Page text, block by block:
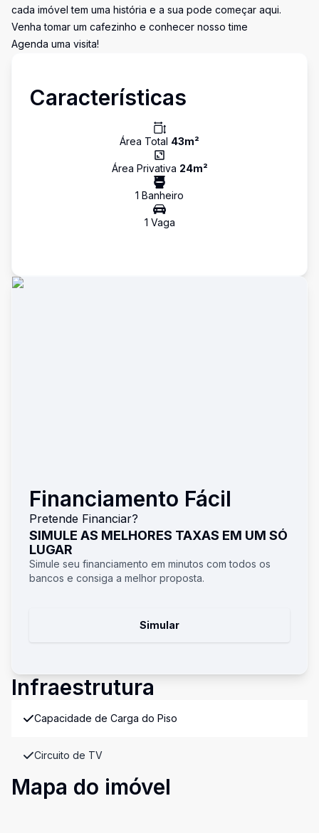
cada imóvel tem uma história e a sua pode começar aqui.
Venha tomar um cafezinho e conhecer nosso time
Agenda uma visita!
Características
Área Total 43m²
Área Privativa 24m²
1 Banheiro
1 Vaga
Financiamento Fácil
Pretende Financiar?
SIMULE AS MELHORES TAXAS EM UM SÓ
LUGAR
Simule seu financiamento em minutos com todos os
bancos e consiga a melhor proposta.
Simular
Infraestrutura
Capacidade de Carga do Piso
Circuito de TV
Mapa do imóvel